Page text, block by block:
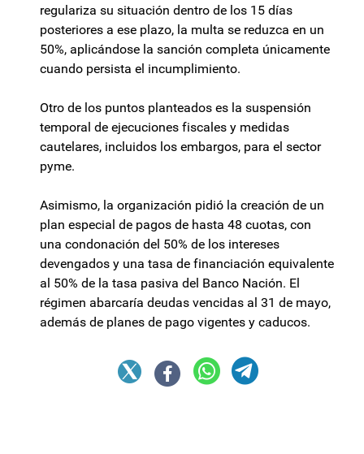
regulariza su situación dentro de los 15 días
posteriores a ese plazo, la multa se reduzca en un
50%, aplicándose la sanción completa únicamente
cuando persista el incumplimiento.
Otro de los puntos planteados es la suspensión
temporal de ejecuciones fiscales y medidas
cautelares, incluidos los embargos, para el sector
pyme.
Asimismo, la organización pidió la creación de un
plan especial de pagos de hasta 48 cuotas, con
una condonación del 50% de los intereses
devengados y una tasa de financiación equivalente
al 50% de la tasa pasiva del Banco Nación. El
régimen abarcaría deudas vencidas al 31 de mayo,
además de planes de pago vigentes y caducos.